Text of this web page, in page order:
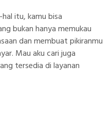
itu, kamu bisa
bukan hanya memukau
dan membuat pikiranmu
Mau aku cari juga
tersedia di layanan